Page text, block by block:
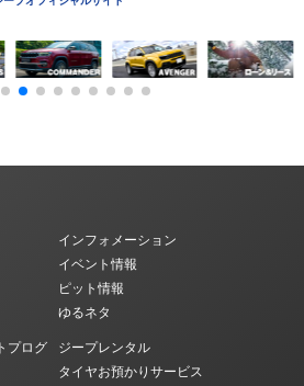
インフォメーション
イベント情報
ピット情報
ゆるネタ
プログ
ジープレンタル
タイヤお預かりサービス